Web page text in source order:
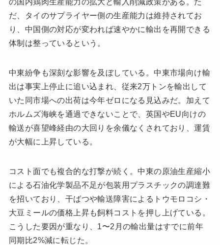
だ、タイのサプライヤー側の生産能力は維持されてお
り、中国側の対応が変われば速やかに輸出を再開できる
体制は整っているという。
中東紛争も深刻な影響を及ぼしている。中東市場向け輸
出は事実上停止に追い込まれ、従来2万トンを輸出して
いた同市場への出荷は今年ゼロになる見込みだ。加えて
ホルムズ海峡を通過できないことで、英国やEU向けの
輸送が喜望峰経由の大回りを余儀なくされており、運賃
が大幅に上昇している。
コスト面でも複合的な打撃が続く。中東の原油生産縮小
による石油化学製品不足が包装用プラスチックの調達難
を招いており、干ばつや輸送障害によるトウモロコシ・
大豆ミールの価格上昇も飼料コストを押し上げている。
こうした要因が重なり、1〜2月の輸出量はすでに前年
同期比2%減に転じた。